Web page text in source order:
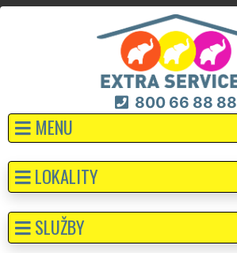
800 66 88 88
MENU
LOKALITY
SLUŽBY